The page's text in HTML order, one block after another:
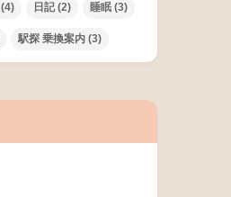
(4) 日記(2) 睡眠 (3)
駅探 乗換案内 (3)